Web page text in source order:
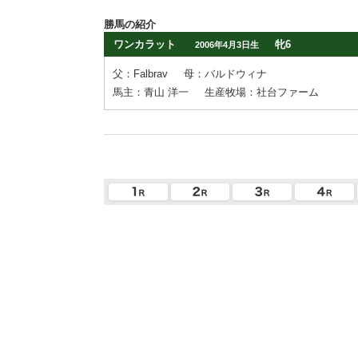
勝馬の紹介
ワンカラット
2006年4月3日生 牝6
父：Falbrav
母：バルドウィナ
馬主：青山 洋一
生産牧場：社台ファーム